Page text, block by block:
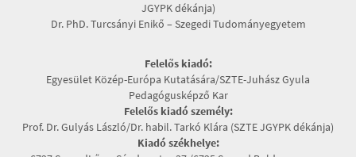
JGYPK dékánja)
Dr. PhD. Turcsányi Enikő – Szegedi Tudományegyetem
Felelős kiadó:
Egyesület Közép-Európa Kutatására/SZTE-Juhász Gyula
Pedagógusképző Kar
Felelős kiadó személy:
Prof. Dr. Gulyás László/Dr. habil. Tarkó Klára (SZTE JGYPK dékánja)
Kiadó székhelye: